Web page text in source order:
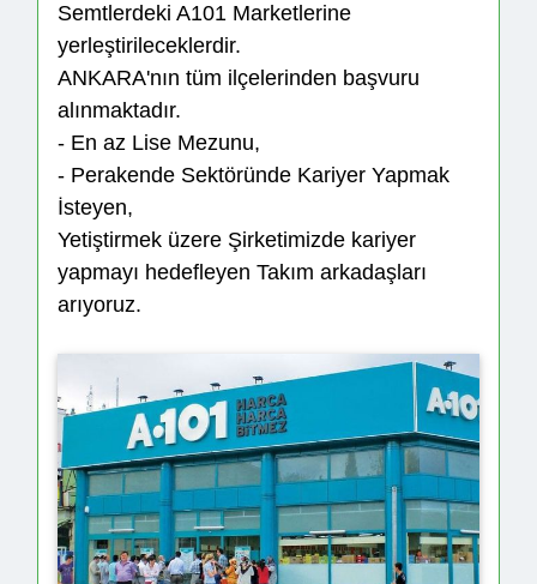
Semtlerdeki A101 Marketlerine
yerleştirileceklerdir.
ANKARA'nın tüm ilçelerinden başvuru
alınmaktadır.
- En az Lise Mezunu,
- Perakende Sektöründe Kariyer Yapmak
İsteyen,
Yetiştirmek üzere Şirketimizde kariyer
yapmayı hedefleyen Takım arkadaşları
arıyoruz.